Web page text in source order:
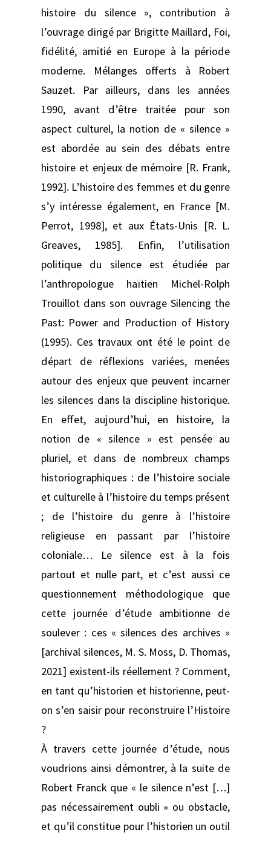
histoire du silence », contribution à
l’ouvrage dirigé par Brigitte Maillard, Foi,
fidélité, amitié en Europe à la période
moderne. Mélanges offerts à Robert
Sauzet. Par ailleurs, dans les années
1990, avant d’être traitée pour son
aspect culturel, la notion de « silence »
est abordée au sein des débats entre
histoire et enjeux de mémoire [R. Frank,
1992]. L’histoire des femmes et du genre
s’y intéresse également, en France [M.
Perrot, 1998], et aux États-Unis [R. L.
Greaves, 1985]. Enfin, l’utilisation
politique du silence est étudiée par
l’anthropologue haïtien Michel-Rolph
Trouillot dans son ouvrage Silencing the
Past: Power and Production of History
(1995). Ces travaux ont été le point de
départ de réflexions variées, menées
autour des enjeux que peuvent incarner
les silences dans la discipline historique.
En effet, aujourd’hui, en histoire, la
notion de « silence » est pensée au
pluriel, et dans de nombreux champs
historiographiques : de l’histoire sociale
et culturelle à l’histoire du temps présent
; de l’histoire du genre à l’histoire
religieuse en passant par l’histoire
coloniale… Le silence est à la fois
partout et nulle part, et c’est aussi ce
questionnement méthodologique que
cette journée d’étude ambitionne de
soulever : ces « silences des archives »
[archival silences, M. S. Moss, D. Thomas,
2021] existent-ils réellement ? Comment,
en tant qu’historien et historienne, peut-
on s’en saisir pour reconstruire l’Histoire
?
À travers cette journée d’étude, nous
voudrions ainsi démontrer, à la suite de
Robert Franck que « le silence n’est […]
pas nécessairement oubli » ou obstacle,
et qu’il constitue pour l’historien un outil